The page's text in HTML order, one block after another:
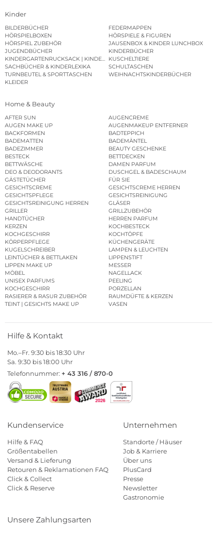
Kinder
BILDERBÜCHER
FEDERMAPPEN
HÖRSPIELBOXEN
HÖRSPIELE & FIGUREN
HÖRSPIEL ZUBEHÖR
JAUSENBOX & KINDER LUNCHBOX
JUGENDBÜCHER
KINDERBÜCHER
KINDERGARTENRUCKSACK | KINDERGARTENBEUTEL
KUSCHELTIERE
SACHBÜCHER & KINDERLEXIKA
SCHULTASCHEN
TURNBEUTEL & SPORTTASCHEN
WEIHNACHTSKINDERBÜCHER
KLEIDER
Home & Beauty
AFTER SUN
AUGENCREME
AUGEN MAKE UP
AUGENMAKEUP ENTFERNER
BACKFORMEN
BADTEPPICH
BADEMATTEN
BADEMÄNTEL
BADEZIMMER
BEAUTY GESCHENKE
BESTECK
BETTDECKEN
BETTWÄSCHE
DAMEN PARFUM
DEO & DEODORANTS
DUSCHGEL & BADESCHAUM
GÄSTETÜCHER
FÜR SIE
GESICHTSCREME
GESICHTSCREME HERREN
GESICHTSPFLEGE
GESICHTSREINIGUNG
GESICHTSREINIGUNG HERREN
GLÄSER
GRILLER
GRILLZUBEHÖR
HANDTÜCHER
HERREN PARFUM
KERZEN
KOCHBESTECK
KOCHGESCHIRR
KOCHTÖPFE
KÖRPERPFLEGE
KÜCHENGERÄTE
KUGELSCHREIBER
LAMPEN & LEUCHTEN
LEINTÜCHER & BETTLAKEN
LIPPENSTIFT
LIPPEN MAKE UP
MESSER
MÖBEL
NAGELLACK
UNISEX PARFUMS
PEELING
KOCHGESCHIRR
PORZELLAN
RASIERER & RASUR ZUBEHÖR
RAUMDÜFTE & KERZEN
TEINT | GESICHTS MAKE UP
VASEN
Hilfe & Kontakt
Mo.–Fr. 9:30 bis 18:30 Uhr
Sa. 9:30 bis 18:00 Uhr
Telefonnummer: + 43 316 / 870-0
Kundenservice
Hilfe & FAQ
Größentabellen
Versand & Lieferung
Retouren & Reklamationen FAQ
Click & Collect
Click & Reserve
Unternehmen
Standorte / Häuser
Job & Karriere
Über uns
PlusCard
Presse
Newsletter
Gastronomie
Unsere Zahlungsarten